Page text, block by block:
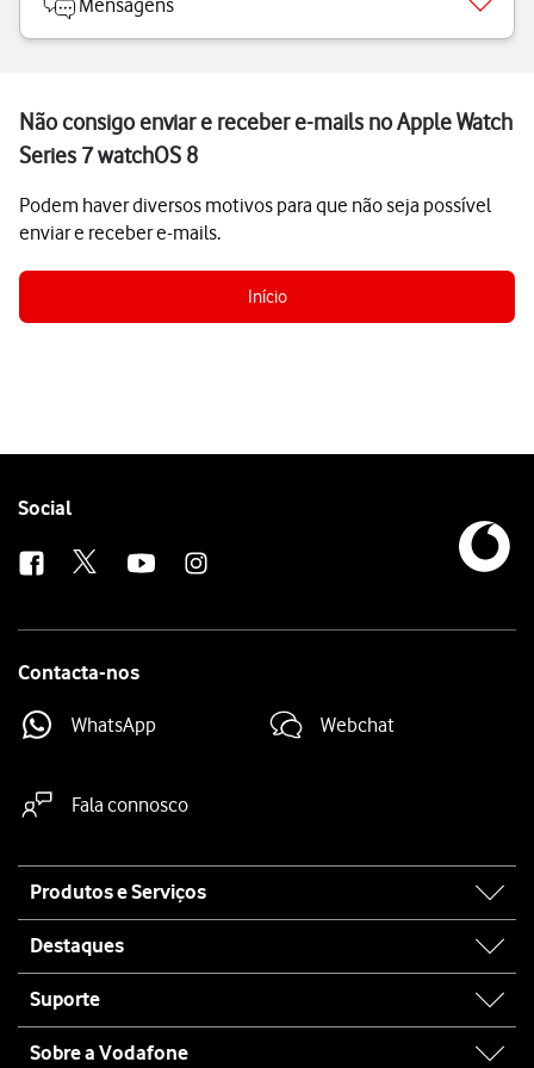
Mensagens
Não consigo enviar e receber e-mails no Apple Watch
Series 7 watchOS 8
Podem haver diversos motivos para que não seja possível
enviar e receber e-mails.
Início
Follow
Social
Contacta-nos
WhatsApp Webchat
Fala connosco
map
Produtos e Serviços
Destaques
Suporte
Sobre a Vodafone